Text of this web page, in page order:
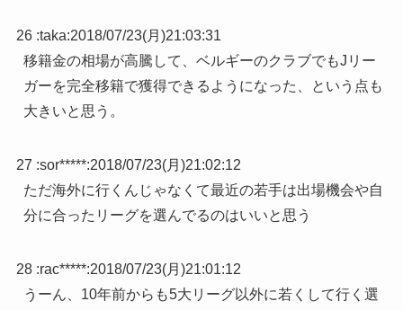
26 :taka:2018/07/23(月)21:03:31
移籍金の相場が高騰して、ベルギーのクラブでもJリー
ガーを完全移籍で獲得できるようになった、という点も
大きいと思う。
27 :sor*****:2018/07/23(月)21:02:12
ただ海外に行くんじゃなくて最近の若手は出場機会や自
分に合ったリーグを選んでるのはいいと思う
28 :rac*****:2018/07/23(月)21:01:12
うーん、10年前からも5大リーグ以外に若くして行く選